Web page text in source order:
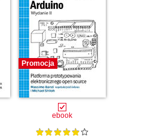
Promocja
ebook